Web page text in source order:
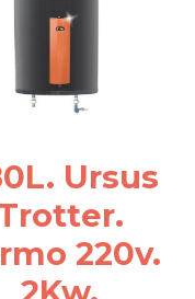
Ursus
220v.